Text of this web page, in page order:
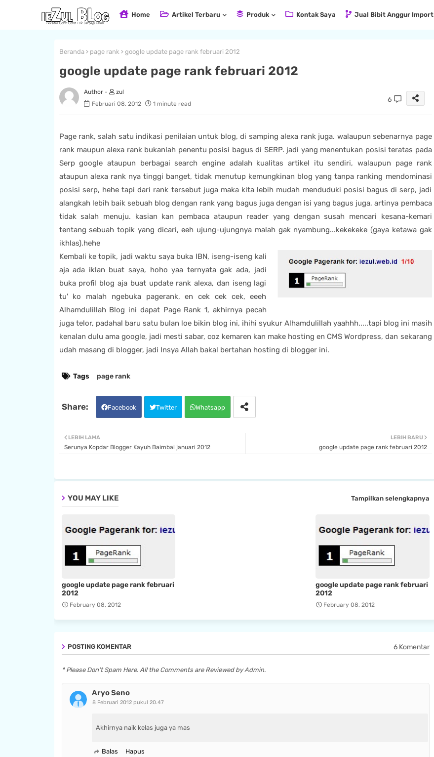
Home Artikel Terbaru Produk Kontak Saya Jual Bibit Anggur Import
Beranda page rank google update page rank februari 2012
google update page rank februari 2012
zul
Februari 08, 2012
1 minute read
6
Page rank, salah satu indikasi penilaian untuk blog, di samping alexa rank juga. walaupun sebenarnya page
rank maupun alexa rank bukanlah penentu posisi bagus di SERP. jadi yang menentukan posisi teratas pada
Serp google ataupun berbagai search engine adalah kualitas artikel itu sendiri, walaupun page rank
ataupun alexa rank nya tinggi banget, tidak menutup kemungkinan blog yang tanpa ranking mendominasi
posisi serp, hehe tapi dari rank tersebut juga maka kita lebih mudah menduduki posisi bagus di serp, jadi
alangkah lebih baik sebuah blog dengan rank yang bagus juga dengan isi yang bagus juga, artinya pembaca
tidak salah menuju. kasian kan pembaca ataupun reader yang dengan susah mencari kesana-kemari
tentang sebuah topik yang dicari, eeh ujung-ujungnya malah gak nyambung...kekekeke (gaya ketawa gak
ikhlas).hehe
Kembali ke topik, jadi waktu saya buka IBN, iseng-iseng kali
aja ada iklan buat saya, hoho yaa ternyata gak ada, jadi
buka profil blog aja buat update rank alexa, dan iseng lagi
tu' ko malah ngebuka pagerank, en cek cek cek, eeeh
Alhamdulillah Blog ini dapat Page Rank 1, akhirnya pecah
juga telor, padahal baru satu bulan loe bikin blog ini, ihihi syukur Alhamdulillah yaahhh.....tapi blog ini masih
kenalan dulu ama google, jadi mesti sabar, coz kemaren kan make hosting en CMS Wordpress, dan sekarang
udah masang di blogger, jadi Insya Allah bakal bertahan hosting di blogger ini.
Tags page rank
Facebook Twitter Whatsapp
LEBIH BARU
google update page rank februari 2012
LEBIH LAMA
Serunya Kopdar Blogger Kayuh Baimbai januari 2012
YOU MAY LIKE Tampilkan selengkapnya
google update page rank februari
2012
February 08, 2012
google update page rank februari
2012
February 08, 2012
POSTING KOMENTAR 6 Komentar
* Please Don't Spam Here. All the Comments are Reviewed by Admin.
Aryo Seno
8 Februari 2012 pukul 20.47
Akhirnya naik kelas juga ya mas
Balas Hapus